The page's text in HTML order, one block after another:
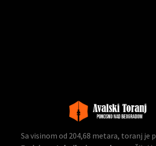
Sa visinom od 204,68 metara, toranj je